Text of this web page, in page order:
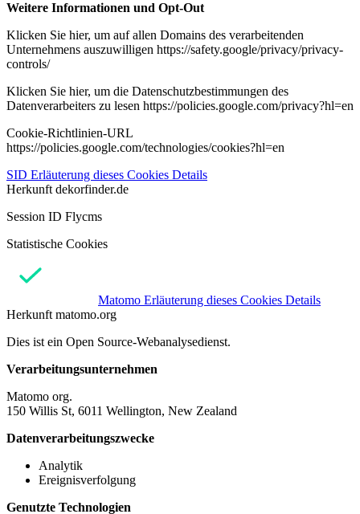
Weitere Informationen und Opt-Out
Klicken Sie hier, um auf allen Domains des verarbeitenden
Unternehmens auszuwilligen https://safety.google/privacy/privacy-
controls/
Klicken Sie hier, um die Datenschutzbestimmungen des
Datenverarbeiters zu lesen https://policies.google.com/privacy?hl=en
Cookie-Richtlinien-URL
https://policies.google.com/technologies/cookies?hl=en
SID Erläuterung dieses Cookies Details
Herkunft dekorfinder.de
Session ID Flycms
Statistische Cookies
Matomo Erläuterung dieses Cookies Details
Herkunft matomo.org
Dies ist ein Open Source-Webanalysedienst.
Verarbeitungsunternehmen
Matomo org.
150 Willis St, 6011 Wellington, New Zealand
Datenverarbeitungszwecke
Analytik
Ereignisverfolgung
Genutzte Technologien